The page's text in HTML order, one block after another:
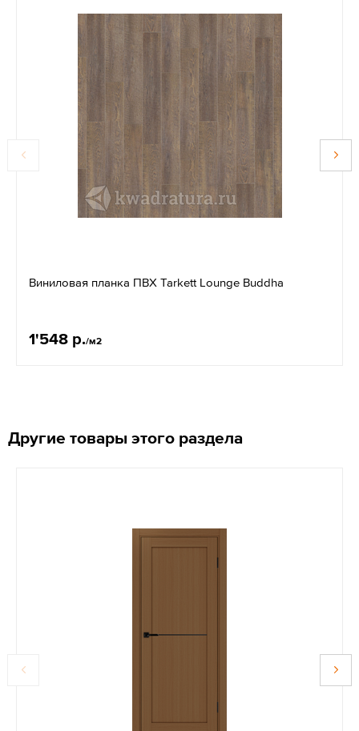
Виниловая планка ПВХ Tarkett Lounge Buddha
1'548 р./м2
Другие товары этого раздела